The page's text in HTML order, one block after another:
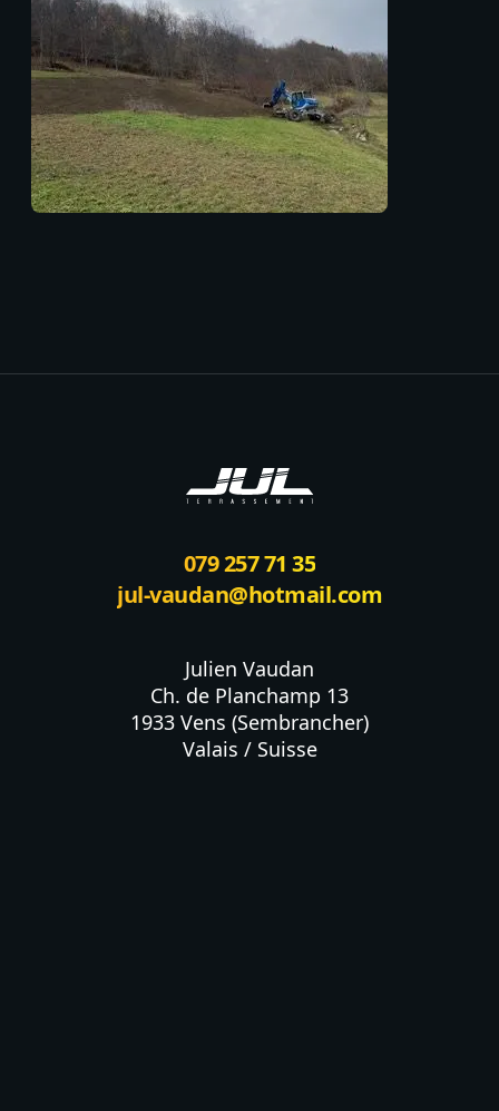
079 257 71 35
jul-vaudan@hotmail.com
Julien Vaudan
Ch. de Planchamp 13
1933 Vens (Sembrancher)
Valais / Suisse